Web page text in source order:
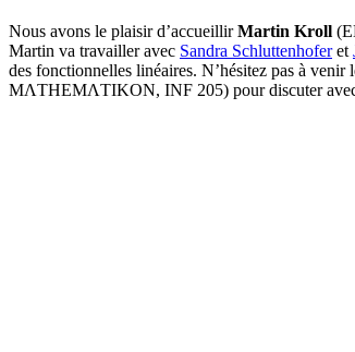
Nous avons le plaisir d’accueillirMartin Kroll
Martin va travailler avec Sandra Schluttenhoferet
des fonctionnelles linéaires. N’hésitez pas à
MΛTHEMΛTIKON, INF 205) pour discuter